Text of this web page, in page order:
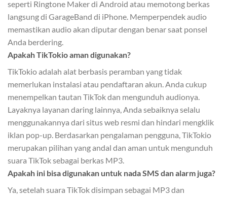
seperti Ringtone Maker di Android atau memotong berkas
langsung di GarageBand di iPhone. Memperpendek audio
memastikan audio akan diputar dengan benar saat ponsel
Anda berdering.
Apakah TikTokio aman digunakan?
TikTokio adalah alat berbasis peramban yang tidak
memerlukan instalasi atau pendaftaran akun. Anda cukup
menempelkan tautan TikTok dan mengunduh audionya.
Layaknya layanan daring lainnya, Anda sebaiknya selalu
menggunakannya dari situs web resmi dan hindari mengklik
iklan pop-up. Berdasarkan pengalaman pengguna, TikTokio
merupakan pilihan yang andal dan aman untuk mengunduh
suara TikTok sebagai berkas MP3.
Apakah ini bisa digunakan untuk nada SMS dan alarm juga?
Ya, setelah suara TikTok disimpan sebagai MP3 dan